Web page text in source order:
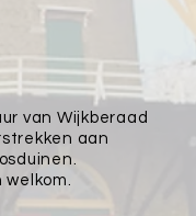
van Wijkberaad
aan
welkom.